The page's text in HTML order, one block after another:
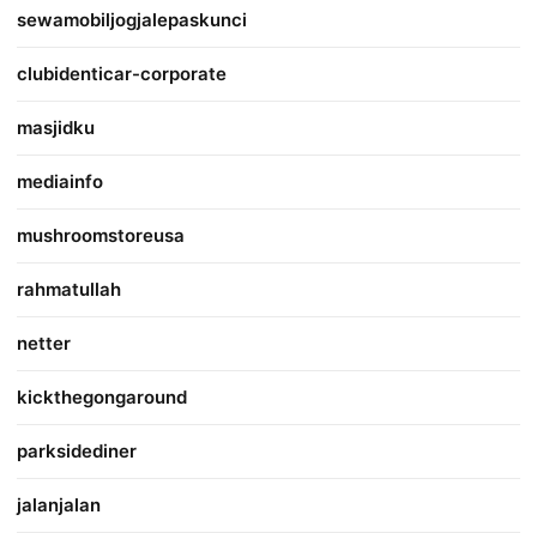
sewamobiljogjalepaskunci
clubidenticar-corporate
masjidku
mediainfo
mushroomstoreusa
rahmatullah
netter
kickthegongaround
parksidediner
jalanjalan